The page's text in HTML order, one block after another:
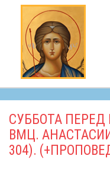
СУББОТА
ВМЦ.
304).